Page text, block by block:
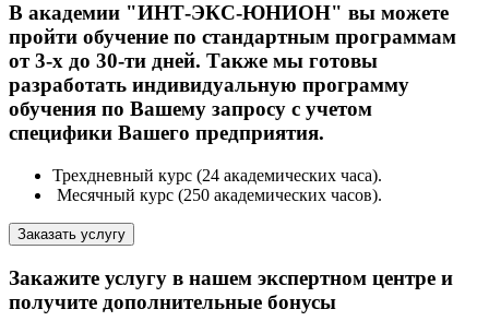
В академии "ИНТ-ЭКС-ЮНИОН" вы можете
пройти обучение по стандартным программам
от 3-х до 30-ти дней. Также мы готовы
разработать индивидуальную программу
обучения по Вашему запросу с учетом
специфики Вашего предприятия.
Трехдневный курс (24 академических часа).
Месячный курс (250 академических часов).
Заказать услугу
Закажите услугу в нашем экспертном центре и
получите дополнительные бонусы